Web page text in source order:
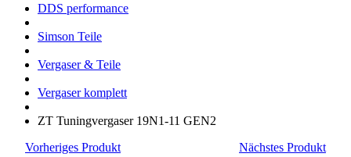
DDS performance
Simson Teile
Vergaser & Teile
Vergaser komplett
ZT Tuningvergaser 19N1-11 GEN2
Vorheriges Produkt
Nächstes Produkt